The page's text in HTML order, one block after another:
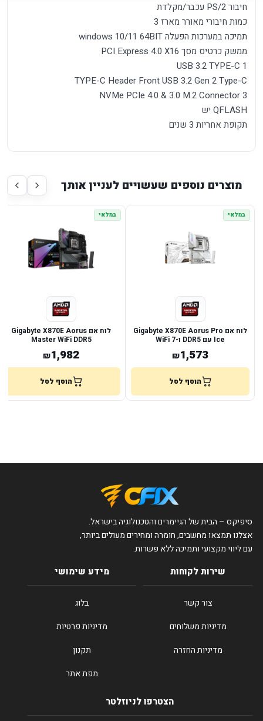
חיבור PS/2 עכבר/מקלדת
כמות חיבורי מאורר מארז 3
תמיכה במערכות הפעלה windows 10/11 64BIT
ממשק כרטיס מסך PCI Express 4.0 X16
USB 3.2 TYPE-C 1
TYPE-C Header Front USB 3.2 Gen 2 Type-C
NVMe PCIe 4.0 & 3.0 M.2 Connector 3
QFLASH יש
תקופת אחריות 3 שנים
מוצרים נוספים שעשויים לעניין אותך
במלאי
לוח אם Gigabyte X870E Aorus Pro
Ice עם DDR5 ו-WiFi 7
₪1,573
הוסף לסל
במלאי
לוח אם Gigabyte X870E Aorus
Master WiFi DDR5
₪1,982
הוסף לסל
סיפיקס – הבית של הגיימרים והטכנולוגיה בישראל.
אצלנו תמצאו מחשבים, חומרה ומחירים מעולים ביותר,
עם ליווי מקצועי ותמיכה ללא פשרות.
שירות לקוחות
צור קשר
מדיניות משלוחים
מדיניות החזרה
מידע שימושי
בלוג
מדיניות פרטיות
תקנון
מפת אתר
הצטרפו לניוזלטר